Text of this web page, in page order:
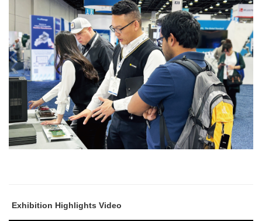
Exhibition Highlights Video